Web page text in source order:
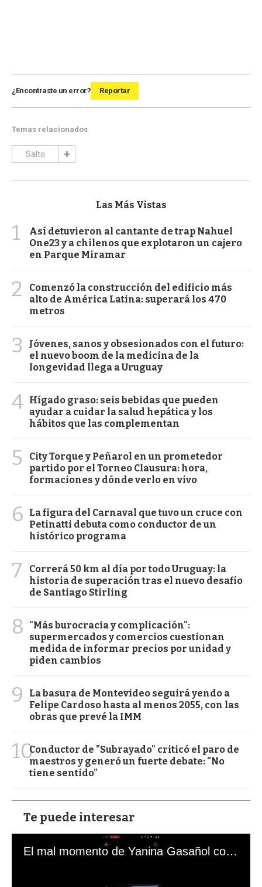
¿Encontraste un error? Reportar
Temas relacionados
Salto
Las Más Vistas
1
Así detuvieron al cantante de trap Nahuel
One23 y a chilenos que explotaron un cajero
en Parque Miramar
2
Comenzó la construcción del edificio más
alto de América Latina: superará los 470
metros
3
Jóvenes, sanos y obsesionados con el futuro:
el nuevo boom de la medicina de la
longevidad llega a Uruguay
4 Hígado graso: seis bebidas que pueden
ayudar a cuidar la salud hepática y los
hábitos que las complementan
5
City Torque y Peñarol en un prometedor
partido por el Torneo Clausura: hora,
formaciones y dónde verlo en vivo
6
La figura del Carnaval que tuvo un cruce con
Petinatti debuta como conductor de un
histórico programa
7
Correrá 50 km al día por todo Uruguay: la
historia de superación tras el nuevo desafío
de Santiago Stirling
8
"Más burocracia y complicación":
supermercados y comercios cuestionan
medida de informar precios por unidad y
piden cambios
9
La basura de Montevideo seguirá yendo a
Felipe Cardoso hasta al menos 2055, con las
obras que prevé la IMM
10Conductor de "Subrayado" criticó el paro de
maestros y generó un fuerte debate: "No
tiene sentido"
Te puede interesar
El mal momento de Yanina Gasañol con un hincha argentino en "Subrayado"